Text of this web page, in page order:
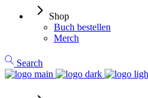
Shop
Buch bestellen
Merch
Search